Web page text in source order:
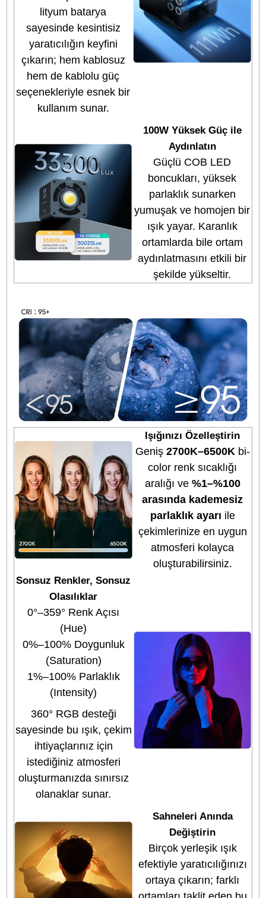
Ulanzi 100W Bi-Color LED ışığı, güçlü performansı,
tasarımı ve geniş aksesuar uyumluluğu ile hem sahada
stüdyo ortamında profesyonel bir aydınlatma çözümü
Entegre batarya sayesinde elektrik erişimi olmayan
bile güvenilir bir ışık kaynağı olarak kullanılabilir. Mini-
yuvası ile geniş ışık şekillendirici seçeneklerine sahip
bu modeli içerik üreticileri için çok yönlü ve uzun
yatırım haline getirir.
Güçlü Işık, Her
ve Her Yerde
Mobilite odaklı
tasarlanan bu
ışık, farklı mekanlar
arasında kolayca
yapmanıza ve
hâlindeyken çekim
yapmanıza olanak
Dahili Batarya ile
Kablosuz Özgürlük
8 saatminimum
parlaklık
50 dakikamaksimum
parlaklık
lityum batarya
sayesinde kesintisiz
yaratıcılığın keyfini
çıkarın; hem kablosuz
hem de kablolu güç
kullanım sunar.
100W Yüksek Güç
Aydınlatın
Güçlü COB LED